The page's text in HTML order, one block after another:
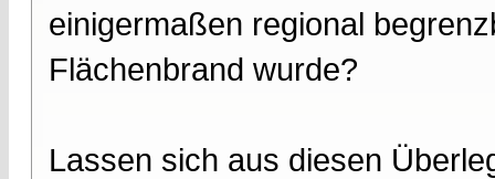
einigermaßen regional
Flächenbrand wurde?
Lassen sich aus diesen